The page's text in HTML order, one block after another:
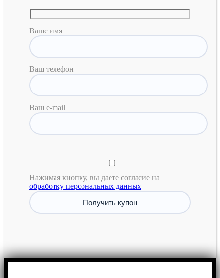
Ваше имя
Ваш телефон
Ваш e-mail
Нажимая кнопку, вы даете согласие на
обработку персональных данных